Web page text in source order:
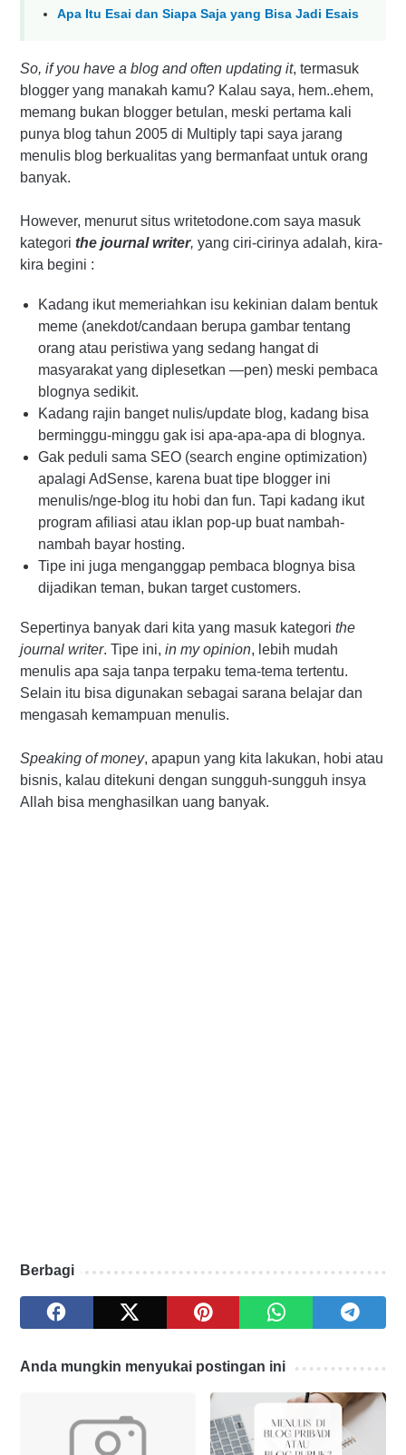
Apa Itu Esai dan Siapa Saja yang Bisa Jadi Esais
So, if you have a blog and often updating it, termasuk
blogger yang manakah kamu? Kalau saya, hem..ehem,
memang bukan blogger betulan, meski pertama kali
punya blog tahun 2005 di Multiply tapi saya jarang
menulis blog berkualitas yang bermanfaat untuk orang
banyak.
However, menurut situs writetodone.com saya masuk
kategori the journal writer, yang ciri-cirinya adalah, kira-
kira begini :
Kadang ikut memeriahkan isu kekinian dalam bentuk
meme (anekdot/candaan berupa gambar tentang
orang atau peristiwa yang sedang hangat di
masyarakat yang diplesetkan —pen) meski pembaca
blognya sedikit.
Kadang rajin banget nulis/update blog, kadang bisa
berminggu-minggu gak isi apa-apa-apa di blognya.
Gak peduli sama SEO (search engine optimization)
apalagi AdSense, karena buat tipe blogger ini
menulis/nge-blog itu hobi dan fun. Tapi kadang ikut
program afiliasi atau iklan pop-up buat nambah-
nambah bayar hosting.
Tipe ini juga menganggap pembaca blognya bisa
dijadikan teman, bukan target customers.
Sepertinya banyak dari kita yang masuk kategori the
journal writer. Tipe ini, in my opinion, lebih mudah
menulis apa saja tanpa terpaku tema-tema tertentu.
Selain itu bisa digunakan sebagai sarana belajar dan
mengasah kemampuan menulis.
Speaking of money, apapun yang kita lakukan, hobi atau
bisnis, kalau ditekuni dengan sungguh-sungguh insya
Allah bisa menghasilkan uang banyak.
Berbagi
Anda mungkin menyukai postingan ini